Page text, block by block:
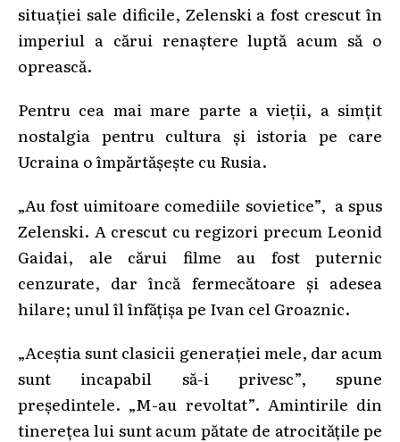
situaţiei sale dificile, Zelenski a fost crescut în
imperiul a cărui renaştere luptă acum să o
oprească.
Pentru cea mai mare parte a vieţii, a simţit
nostalgia pentru cultura şi istoria pe care
Ucraina o împărtăşeşte cu Rusia.
„Au fost uimitoare comediile sovietice”, a spus
Zelenski. A crescut cu regizori precum Leonid
Gaidai, ale cărui filme au fost puternic
cenzurate, dar încă fermecătoare şi adesea
hilare; unul îl înfăţişa pe Ivan cel Groaznic.
„Aceştia sunt clasicii generaţiei mele, dar acum
sunt incapabil să-i privesc”, spune
preşedintele. „M-au revoltat”. Amintirile din
tinereţea lui sunt acum pătate de atrocităţile pe